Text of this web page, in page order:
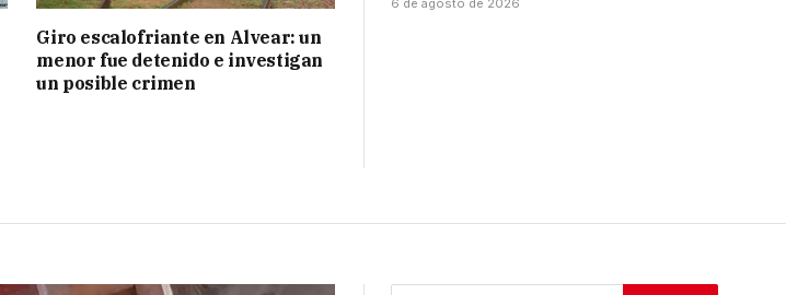
Giro escalofriante en Alvear: un
menor fue detenido e investigan
un posible crimen
6 de agosto de 2026